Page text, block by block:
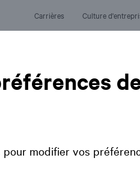
Carrières Culture
pour modifier vos